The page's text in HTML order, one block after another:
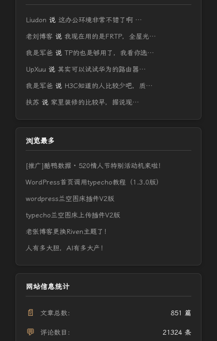
Liudon 说 这办公环境非常不错了啊 …
老刘博客 说 我现在用的是FRTP，全屋光…
我是军爸 说 TP的也是够用了，我看你选…
UpXuu 说 其实可以试试华为的路由器…
我是军爸 说 H3C知道的人比较少吧，质…
扶苏 说 家里装修的比较早，据说现…
浏览最多
[推广]酷鸭数据 · 520情人节特别活动机来啦！
WordPress首页调用typecho教程（1.3.0版）
wordpress兰空图床插件V2版
typecho兰空图床上传插件V2版
老张博客更换Riven主题了！
人有多大胆，AI有多大产！
网站信息统计
📄 文章总数： 851 篇
💬 评论数目： 21324 条